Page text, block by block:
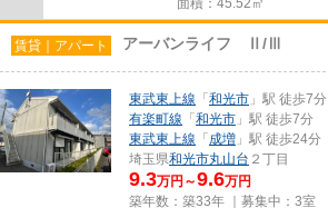
面積：45.52㎡
賃貸｜アパート アーバンライフ Ⅱ/Ⅲ
東武東上線 「 和光市 」駅 徒歩7分
有楽町線 「 和光市 」駅 徒歩7分
東武東上線 「 成増 」駅 徒歩24分
埼玉県和光市丸山台 ２丁目
9.3万円～9.6万円
築年数：築33年 ｜募集中： 3室